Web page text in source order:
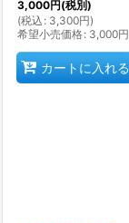
3,000円(税別)
(税込 : 3,300円)
希望小売価格: 3,000円
カートに入れる